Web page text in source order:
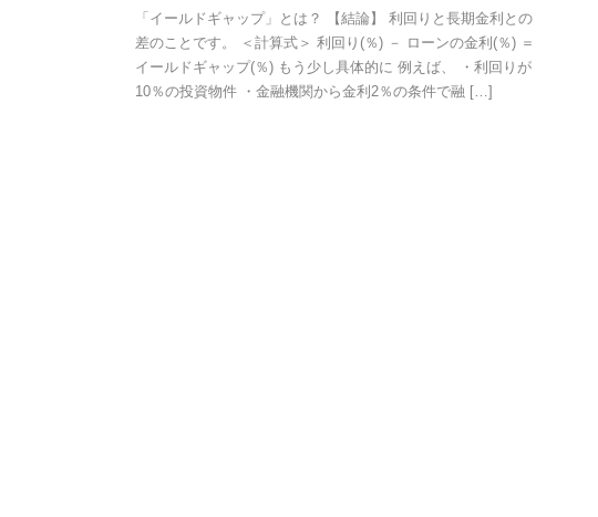
「イールドギャップ」とは？ 【結論】 利回りと長期金利との
差のことです。 ＜計算式＞ 利回り(％) － ローンの金利(％) ＝
イールドギャップ(％) もう少し具体的に 例えば、 ・利回りが
10％の投資物件 ・金融機関から金利2％の条件で融 […]